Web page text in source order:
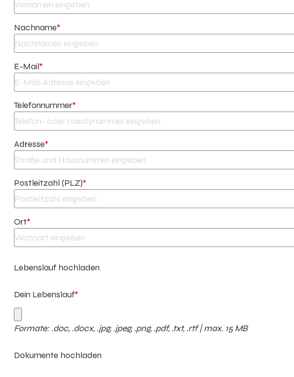
Nachname*
E-Mail*
Telefonnummer*
Adresse*
Postleitzahl (PLZ)*
Ort*
Lebenslauf hochladen
Dein Lebenslauf*
Formate: .doc, .docx, .jpg, .jpeg, .png, .pdf, .txt, .rtf | max. 15 MB
Dokumente hochladen